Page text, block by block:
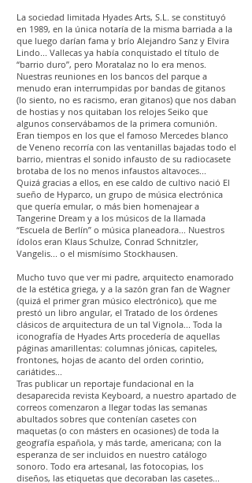
La sociedad limitada Hyades Arts, S.L. se constituyó
en 1989, en la única notaría de la misma barriada a la
que luego darían fama y brío Alejandro Sanz y Elvira
Lindo... Vallecas ya había conquistado el título de
“barrio duro”, pero Moratalaz no lo era menos.
Nuestras reuniones en los bancos del parque a
menudo eran interrumpidas por bandas de gitanos
(lo siento, no es racismo, eran gitanos) que nos daban
de hostias y nos quitaban los relojes Seiko que
algunos conservábamos de la primera comunión.
Eran tiempos en los que el famoso Mercedes blanco
de Veneno recorría con las ventanillas bajadas todo el
barrio, mientras el sonido infausto de su radiocasete
brotaba de los no menos infaustos altavoces...
Quizá gracias a ellos, en ese caldo de cultivo nació El
sueño de Hyparco, un grupo de música electrónica
que quería emular, o más bien homenajear a
Tangerine Dream y a los músicos de la llamada
“Escuela de Berlín” o música planeadora... Nuestros
ídolos eran Klaus Schulze, Conrad Schnitzler,
Vangelis... o el mismísimo Stockhausen.
Mucho tuvo que ver mi padre, arquitecto enamorado
de la estética griega, y a la sazón gran fan de Wagner
(quizá el primer gran músico electrónico), que me
prestó un libro angular, el Tratado de los órdenes
clásicos de arquitectura de un tal Vignola... Toda la
iconografía de Hyades Arts procedería de aquellas
páginas amarillentas: columnas jónicas, capiteles,
frontones, hojas de acanto del orden corintio,
cariátides...
Tras publicar un reportaje fundacional en la
desaparecida revista Keyboard, a nuestro apartado de
correos comenzaron a llegar todas las semanas
abultados sobres que contenían casetes con
maquetas (o con másters en ocasiones) de toda la
geografía española, y más tarde, americana; con la
esperanza de ser incluidos en nuestro catálogo
sonoro. Todo era artesanal, las fotocopias, los
diseños, las etiquetas que decoraban las casetes...